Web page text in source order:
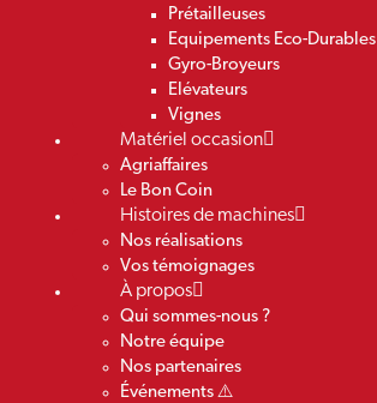
Prétailleuses
Equipements Eco-Durables
Gyro-Broyeurs
Elévateurs
Vignes
Matériel occasion
Agriaffaires
Le Bon Coin
Histoires de machines
Nos réalisations
Vos témoignages
À propos
Qui sommes-nous ?
Notre équipe
Nos partenaires
Événements ⚠️